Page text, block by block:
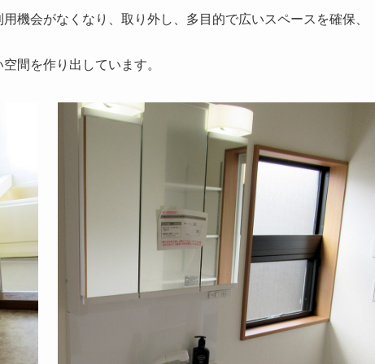
機会がなくなり、取り外し、多目的で広いスペースを確保、
間を作り出しています。